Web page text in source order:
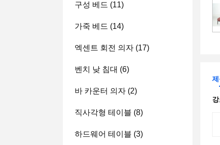
구성 베드 (11)
가죽 베드 (14)
엑센트 회전 의자 (17)
벤치 낮 침대 (6)
바 카운터 의자 (2)
직사각형 테이블 (8)
하드웨어 테이블 (3)